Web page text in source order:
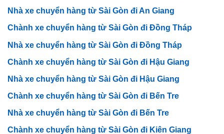
Nhà xe chuyển hàng từ Sài Gòn đi An Giang
Chành xe chuyển hàng từ Sài Gòn đi Đồng Tháp
Nhà xe chuyển hàng từ Sài Gòn đi Đồng Tháp
Chành xe chuyển hàng từ Sài Gòn đi Hậu Giang
Nhà xe chuyển hàng từ Sài Gòn đi Hậu Giang
Chành xe chuyển hàng từ Sài Gòn đi Bến Tre
Nhà xe chuyển hàng từ Sài Gòn đi Bến Tre
Chành xe chuyển hàng từ Sài Gòn đi Kiên Giang